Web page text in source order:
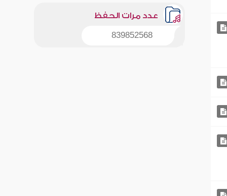
عدد مرات الحفظ
839852568